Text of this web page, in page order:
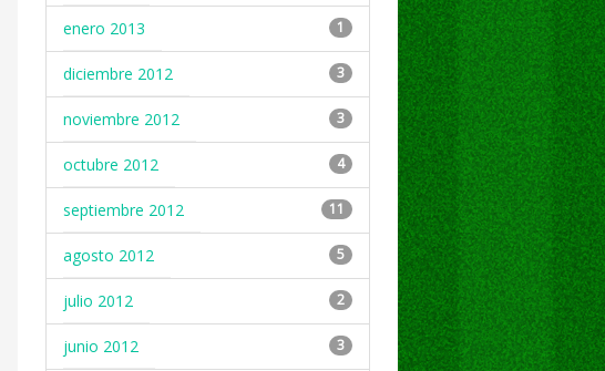
enero 2013 1
diciembre 2012 3
noviembre 2012 3
octubre 2012 4
septiembre 2012 11
agosto 2012 5
julio 2012 2
junio 2012 3